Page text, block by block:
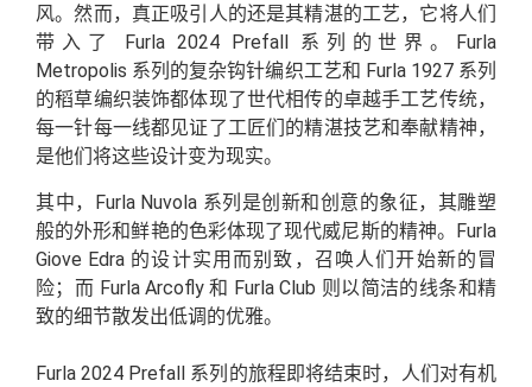
风。然而，真正吸引人的还是其精湛的工艺，它将人们
带入了 Furla 2024 Prefall 系列的世界。Furla
Metropolis 系列的复杂钩针编织工艺和 Furla 1927 系列
的稻草编织装饰都体现了世代相传的卓越手工艺传统，
每一针每一线都见证了工匠们的精湛技艺和奉献精神，
是他们将这些设计变为现实。
其中，Furla Nuvola 系列是创新和创意的象征，其雕塑
般的外形和鲜艳的色彩体现了现代威尼斯的精神。Furla
Giove Edra 的设计实用而别致，召唤人们开始新的冒
险；而 Furla Arcofly 和 Furla Club 则以简洁的线条和精
致的细节散发出低调的优雅。
Furla 2024 Prefall 系列的旅程即将结束时，人们对有机